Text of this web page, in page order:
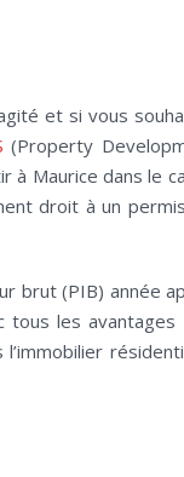
et si vous
(Property
à Maurice dans le
droit à un
brut (PIB) année
tous les avantages